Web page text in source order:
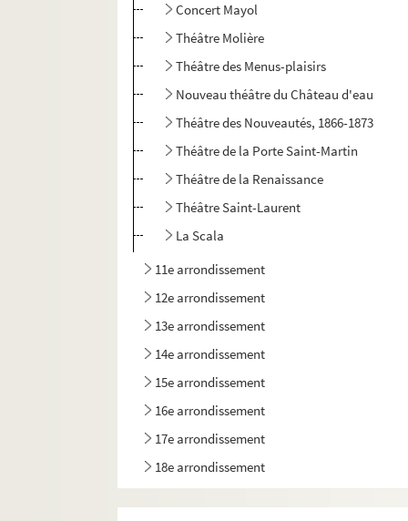
Concert Mayol
Théâtre Molière
Théâtre des Menus-plaisirs
Nouveau théâtre du Château d'eau
Théâtre des Nouveautés, 1866-1873
Théâtre de la Porte Saint-Martin
Théâtre de la Renaissance
Théâtre Saint-Laurent
La Scala
11e arrondissement
12e arrondissement
13e arrondissement
14e arrondissement
15e arrondissement
16e arrondissement
17e arrondissement
18e arrondissement